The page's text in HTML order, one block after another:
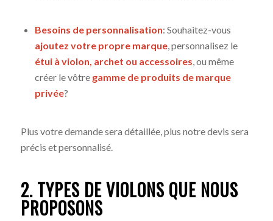
Besoins de personnalisation: Souhaitez-vous
ajoutez votre propre marque, personnalisez le
étui à violon, archet ou accessoires, ou même
créer le vôtre gamme de produits de marque
privée?
Plus votre demande sera détaillée, plus notre devis sera
précis et personnalisé.
2. TYPES DE VIOLONS QUE NOUS
PROPOSONS